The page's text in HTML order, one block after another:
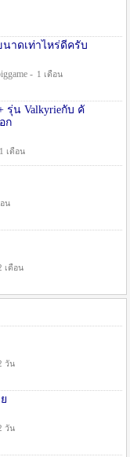
าดเท่าไหร่ดีครับ
- 1 เดือน
รุ่น Valkyrieกับ คั
ก
1 เดือน
น
เดือน
วัน
วัน